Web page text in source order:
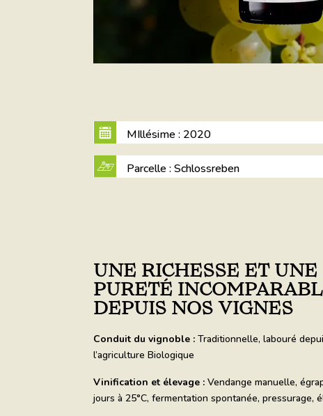
MIllésime : 2020
Parcelle : Schlossreben
UNE RICHESSE ET UNE
PURETÉ
DEPUIS NOS VIGNES
Conduit du vignoble : Traditionnelle, labouré
l’agriculture Biologique
Vinification et élevage :Vendange manuelle,
jours à 25°C, fermentation spontanée, pressurage,